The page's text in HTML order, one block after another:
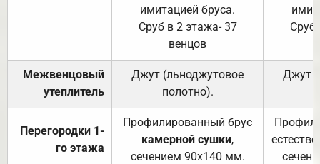
имитацией бруса.
Сруб в 2 этажа- 37
венцов
Сруб
Межвенцовый
утеплитель
Джут (льноджутовое
полотно).
Джут
Перегородки 1-
го этажа
Профилированный брус
камерной сушки,
сечением 90х140 мм.